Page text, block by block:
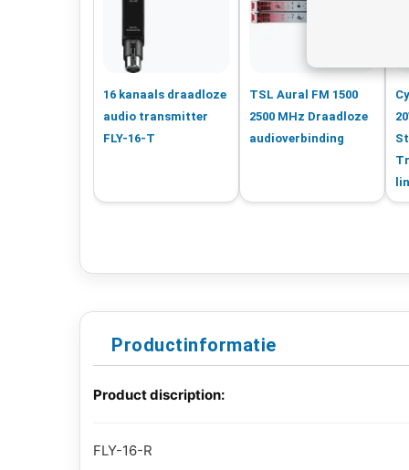
16 kanaals draadloze
audio transmitter
FLY-16-T
TSL Aural FM 1500
2500 MHz Draadloze
audioverbinding
Productinformatie
Product discription:
FLY-16-R